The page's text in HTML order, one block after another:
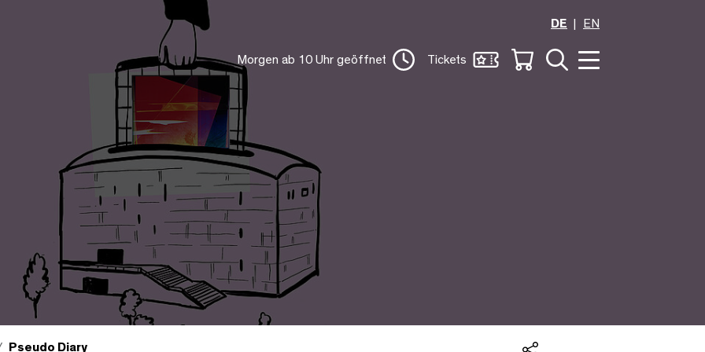
DE
EN
Morgen ab 10 Uhr geöffnet Tickets
Pseudo Diary